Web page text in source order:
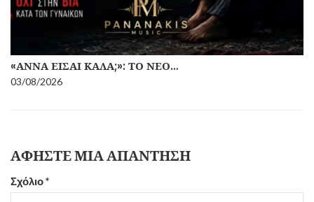
«ΆΝΝΑ ΕΊΣΑΙ ΚΑΛΆ;»: ΤΟ ΝΈΟ…
03/08/2026
ΑΦΉΣΤΕ ΜΙΑ ΑΠΆΝΤΗΣΗ
Σχόλιο*